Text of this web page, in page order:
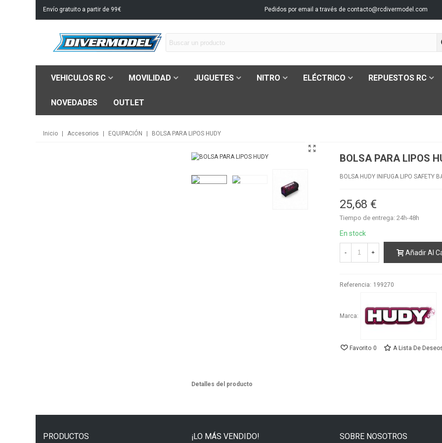
Envío gratuito a partir de 99€ Pedidos por email a través de contacto@rcdivermodel.com
VEHICULOS RC MOVILIDAD JUGUETES NITRO ELÉCTRICO REPUESTOS RC
NOVEDADES OUTLET
Inicio Accesorios EQUIPACIÓN BOLSA PARA LIPOS HUDY
BOLSA PARA LIPOS
BOLSA HUDY INIFUGA LIPO SAFETY
25,68 €
Tiempo de entrega: 24h-48h
En stock
- + Añadir Al
Referencia: 199270
Marca:
Favorito 0 A Lista De
Detalles del producto
PRODUCTOS ¡LO MÁS VENDIDO! SOBRE NOSOTROS